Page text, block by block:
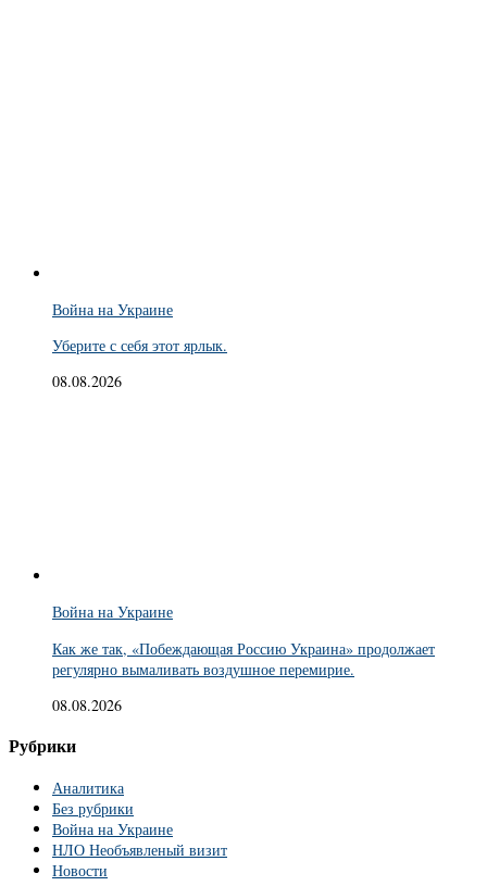
Война на Украине
Уберите с себя этот ярлык.
08.08.2026
Война на Украине
Как же так, «Побеждающая Россию Украина» продолжает
регулярно вымаливать воздушное перемирие.
08.08.2026
Рубрики
Аналитика
Без рубрики
Война на Украине
НЛО Необъявленый визит
Новости